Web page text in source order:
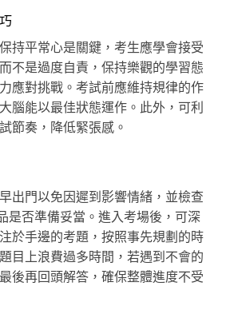
持平常心是關鍵，考生應學會接受
不是過度自責，保持樂觀的學習態
應對挑戰。考試前應維持規律的作
腦能以最佳狀態運作。此外，可利
節奏，降低緊張感。
出門以免因遲到影響情緒，並檢查
是否準備妥當。進入考場後，可深
於手邊的考題，按照事先規劃的時
目上浪費過多時間，若遇到不會的
後再回頭解答，確保整體進度不受